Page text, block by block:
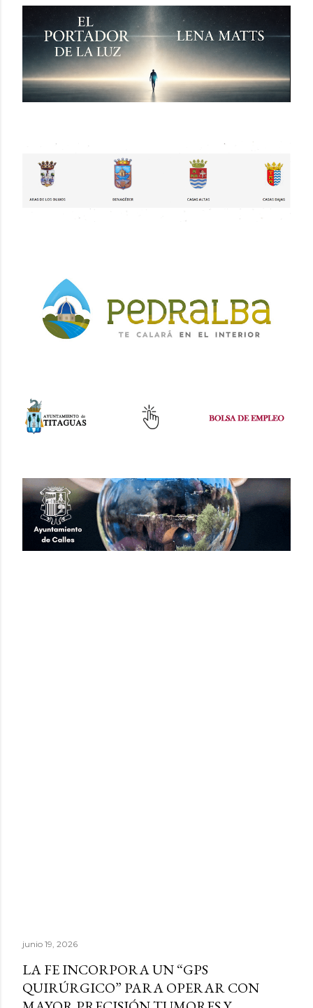
junio 19, 2026
LA FE INCORPORA UN “GPS
QUIRÚRGICO” PARA OPERAR CON